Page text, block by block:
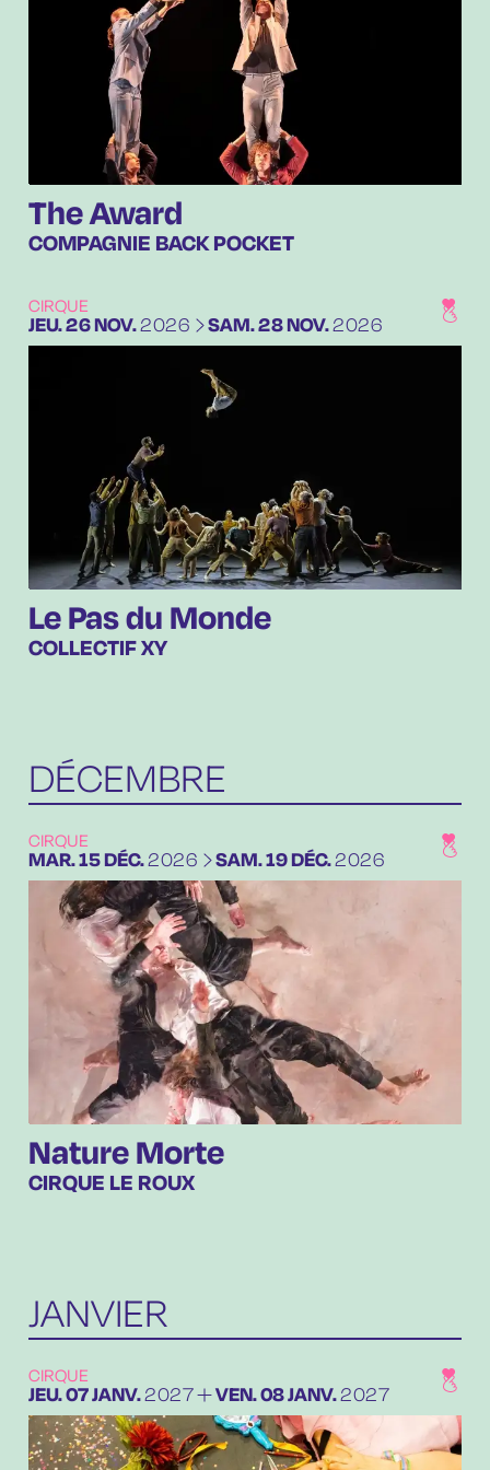
The Award
COMPAGNIE BACK POCKET
CIRQUE
DU
JEUDI
JEU.26NOVEMBRE
NOV.2026 AU
SAMEDI
SAM.28NOVEMBRE
NOV.2026
Le Pas du Monde
COLLECTIF XY
DÉCEMBRE
CIRQUE
DU
MARDI
MAR.15DÉCEMBRE
DÉC.2026 AU
SAMEDI
SAM.19DÉCEMBRE
DÉC.2026
Nature Morte
CIRQUE LE ROUX
JANVIER
CIRQUE
DU
JEUDI
JEU.07JANVIER
JANV.2027 AU
VENDREDI
VEN.08JANVIER
JANV.2027